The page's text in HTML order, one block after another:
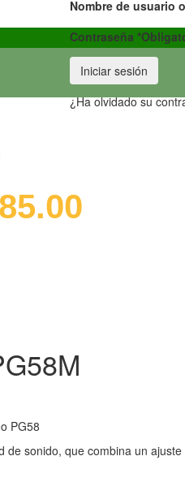
Nombre de usuario
Contraseña *
Iniciar sesión
¿Ha olvidado su
PG58
sonido, que combina un